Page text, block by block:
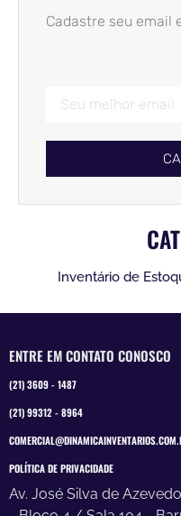
Cadastre seu email
Inventário de
ENTRE EM CONTATO CONOSCO
(21) 3609 - 1487
(21) 99312 - 8964
POLÍTICA DE PRIVACIDADE
Av. José Silva de